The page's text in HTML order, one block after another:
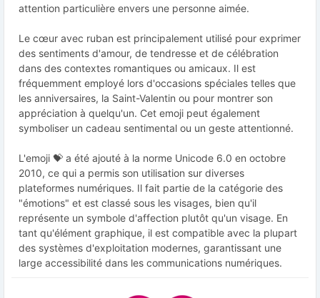
attention particulière envers une personne aimée.
Le cœur avec ruban est principalement utilisé pour exprimer
des sentiments d'amour, de tendresse et de célébration
dans des contextes romantiques ou amicaux. Il est
fréquemment employé lors d'occasions spéciales telles que
les anniversaires, la Saint-Valentin ou pour montrer son
appréciation à quelqu'un. Cet emoji peut également
symboliser un cadeau sentimental ou un geste attentionné.
L'emoji 💝 a été ajouté à la norme Unicode 6.0 en octobre
2010, ce qui a permis son utilisation sur diverses
plateformes numériques. Il fait partie de la catégorie des
"émotions" et est classé sous les visages, bien qu'il
représente un symbole d'affection plutôt qu'un visage. En
tant qu'élément graphique, il est compatible avec la plupart
des systèmes d'exploitation modernes, garantissant une
large accessibilité dans les communications numériques.